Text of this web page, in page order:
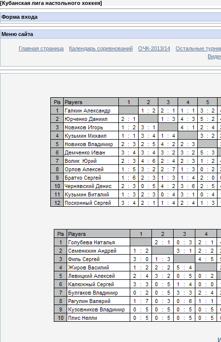
[Кубанская лига настольного хоккея]
Форма входа
Меню сайта
Главная страница Календарь соревнований ОЧК-2013/14
Остальные